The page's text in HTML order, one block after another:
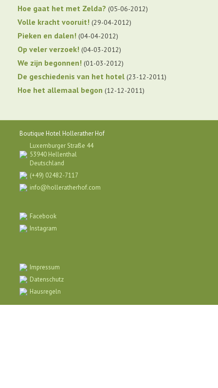
Hoe gaat het met Zelda? 05-06-2012
Volle kracht vooruit! 29-04-2012
Pieken en dalen! 04-04-2012
Op veler verzoek! 04-03-2012
We zijn begonnen! 01-03-2012
De geschiedenis van het hotel 23-12-2011
Hoe het allemaal begon 12-12-2011
Boutique Hotel Hollerather Hof
Luxemburger Straße 44
53940 Hellenthal
Deutschland
(+49) 02482-7117
info@holleratherhof.com
Facebook
Instagram
Impressum
Datenschutz
Hausregeln